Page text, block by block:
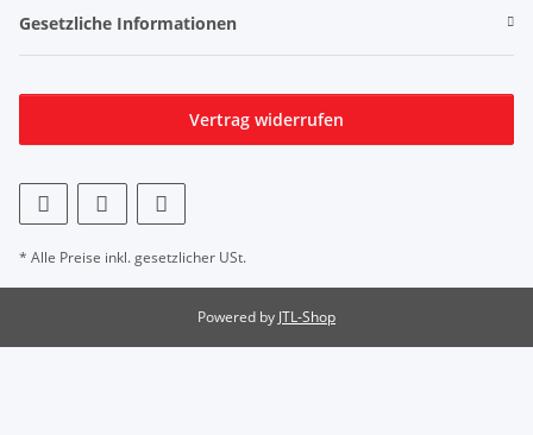
Gesetzliche Informationen
Vertrag widerrufen
* Alle Preise inkl. gesetzlicher USt.
Powered by JTL-Shop